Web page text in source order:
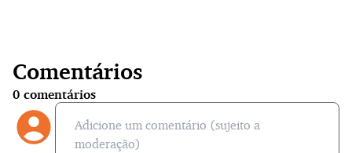
Comentários
0 comentários